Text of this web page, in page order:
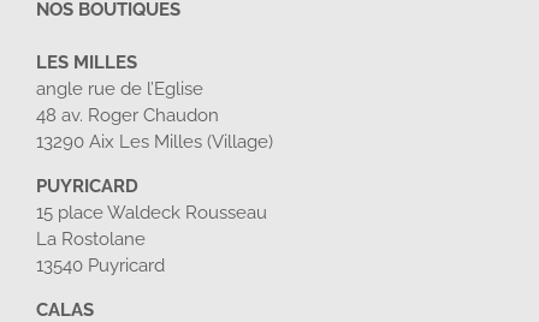
NOS BOUTIQUES
LES MILLES
angle rue de l’Eglise
48 av. Roger Chaudon
13290 Aix Les Milles (Village)
PUYRICARD
15 place Waldeck Rousseau
La Rostolane
13540 Puyricard
CALAS